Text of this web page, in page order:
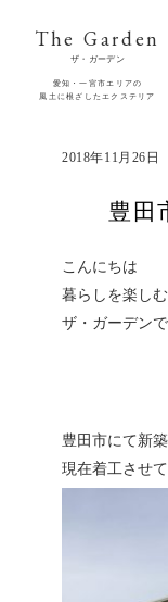
The Garden
ザ・ガーデン
愛知・一宮市エリアの
風土に根ざしたエクステリア
2018年11月26日
豊
こんにちは
暮らしを楽し
ザ・ガーデンで
豊田市にて新
現在着工させ